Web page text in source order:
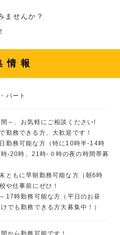
ませんか？
情報
パート
～、お気軽にご相談ください!
勤務できる方、大歓迎です！
勤務可能な方（特に10時半‐14時
‐20時、21時-０時の夜の時間帯募
ともに早朝勤務可能な方（朝6時
や仕事前にぜひ！
17時勤務可能な方（平日のお昼
でも勤務できる方大募集中！）
から勤務可能です！